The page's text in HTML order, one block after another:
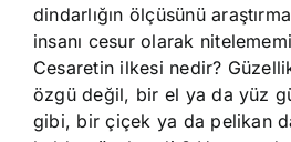
dindarlığın ölçüsünü
insanı cesur olarak
Cesaretin ilkesi nedir?
özgü değil, bir el ya da yüz
gibi, bir çiçek ya da pelikan